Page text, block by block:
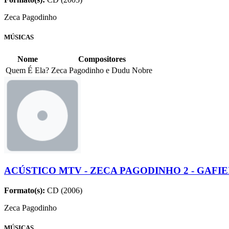
Zeca Pagodinho
MÚSICAS
Nome
Compositores
Quem É Ela? Zeca Pagodinho e Dudu Nobre
ACÚSTICO MTV - ZECA PAGODINHO 2 -
Formato(s): CD (2006)
Zeca Pagodinho